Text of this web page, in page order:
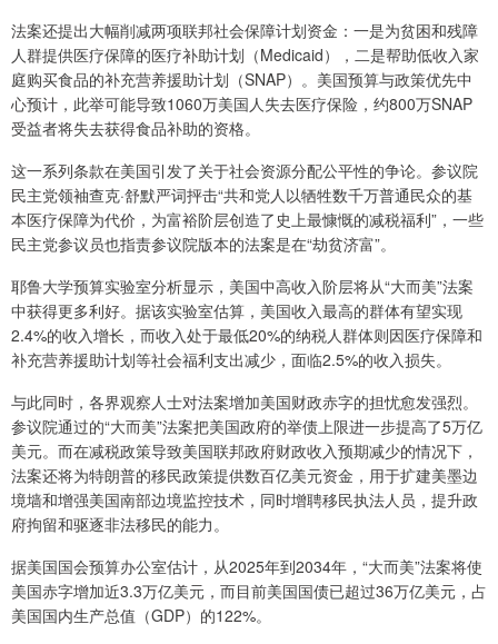
法案还提出大幅削减两项联邦社会保障计划资金：一是为贫困和残障
人群提供医疗保障的医疗补助计划（Medicaid），二是帮助低收入家
庭购买食品的补充营养援助计划（SNAP）。美国预算与政策优先中
心预计，此举可能导致1060万美国人失去医疗保险，约800万SNAP
受益者将失去获得食品补助的资格。
这一系列条款在美国引发了关于社会资源分配公平性的争论。参议院
民主党领袖查克·舒默严词抨击“共和党人以牺牲数千万普通民众的基
本医疗保障为代价，为富裕阶层创造了史上最慷慨的减税福利”，一些
民主党参议员也指责参议院版本的法案是在“劫贫济富”。
耶鲁大学预算实验室分析显示，美国中高收入阶层将从“大而美”法案
中获得更多利好。据该实验室估算，美国收入最高的群体有望实现
2.4%的收入增长，而收入处于最低20%的纳税人群体则因医疗保障和
补充营养援助计划等社会福利支出减少，面临2.5%的收入损失。
与此同时，各界观察人士对法案增加美国财政赤字的担忧愈发强烈。
参议院通过的“大而美”法案把美国政府的举债上限进一步提高了5万亿
美元。而在减税政策导致美国联邦政府财政收入预期减少的情况下，
法案还将为特朗普的移民政策提供数百亿美元资金，用于扩建美墨边
境墙和增强美国南部边境监控技术，同时增聘移民执法人员，提升政
府拘留和驱逐非法移民的能力。
据美国国会预算办公室估计，从2025年到2034年，“大而美”法案将使
美国赤字增加近3.3万亿美元，而目前美国国债已超过36万亿美元，占
美国国内生产总值（GDP）的122%。